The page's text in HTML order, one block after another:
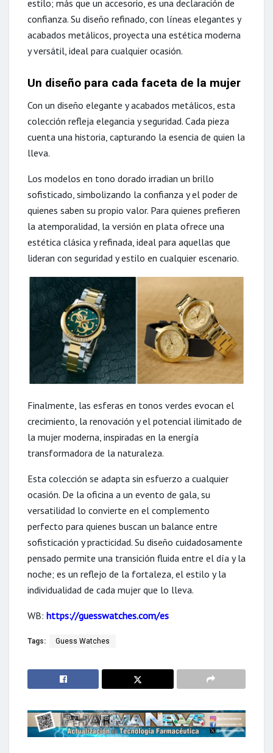
estilo; más que un accesorio, es una declaración de
confianza. Su diseño refinado, con líneas elegantes y
acabados metálicos, proyecta una estética moderna
y versátil, ideal para cualquier ocasión. ​
Un diseño para cada faceta de la mujer
Con un diseño elegante y acabados metálicos, esta
colección refleja elegancia y seguridad. Cada pieza
cuenta una historia, capturando la esencia de quien la
lleva.
Los modelos en tono dorado irradian un brillo
sofisticado, simbolizando la confianza y el poder de
quienes saben su propio valor. ​Para quienes prefieren
la atemporalidad, la versión en plata ofrece una
estética clásica y refinada, ideal para aquellas que
lideran con seguridad y estilo en cualquier escenario.
Finalmente, las esferas en tonos verdes evocan el
crecimiento, la renovación y el potencial ilimitado de
la mujer moderna, inspiradas en la energía
transformadora de la naturaleza. ​ ​
Esta colección se adapta sin esfuerzo a cualquier
ocasión. De la oficina a un evento de gala, su
versatilidad lo convierte en el complemento
perfecto para quienes buscan un balance entre
sofisticación y practicidad. Su diseño cuidadosamente
pensado permite una transición fluida entre el día y la
noche; es un reflejo de la fortaleza, el estilo y la
individualidad de cada mujer que lo lleva.
WB: https://guesswatches.com/es
Tags: Guess Watches